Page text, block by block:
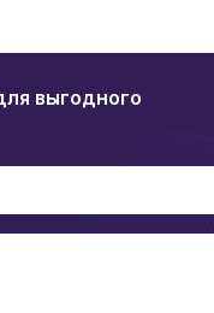
выгодного